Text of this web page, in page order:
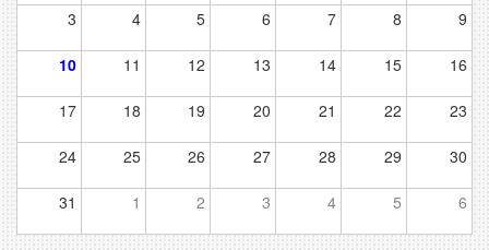
3 4 5 6 7 8 9
10 11 12 13 14 15 16
17 18 19 20 21 22 23
24 25 26 27 28 29 30
31 1 2 3 4 5 6